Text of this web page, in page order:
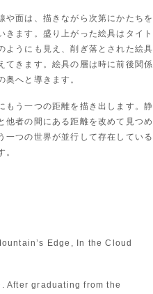
や面は、描きながら次第にかたちを
ます。盛り上がった絵具はタイト
ようにも見え、削ぎ落とされた絵具
てきます。絵具の層は時に前後関係
へと導きます。
もう一つの距離を描き出します。静
他者の間にある距離を改めて見つめ
一つの世界が並行して存在している
。
Edge, In the Cloud
After graduating from the